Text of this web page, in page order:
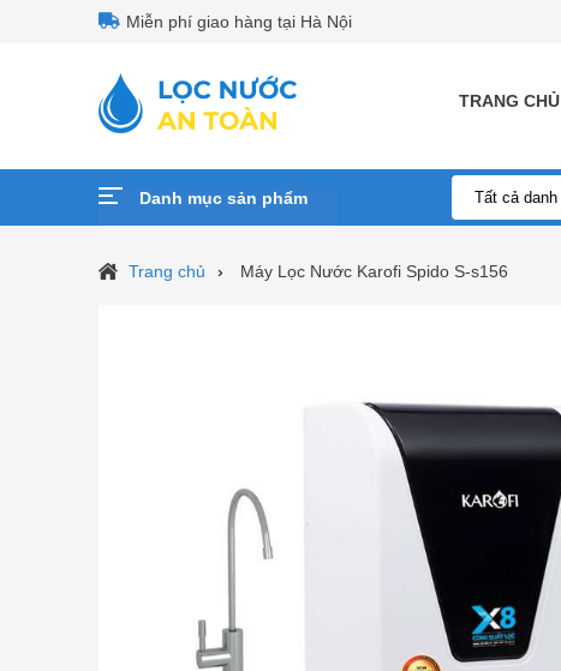
Miễn phí giao hàng tại Hà Nội
TRANG CHỦ
Danh mục sản phẩm
Trang chủ Máy Lọc Nước Karofi Spido S-s156